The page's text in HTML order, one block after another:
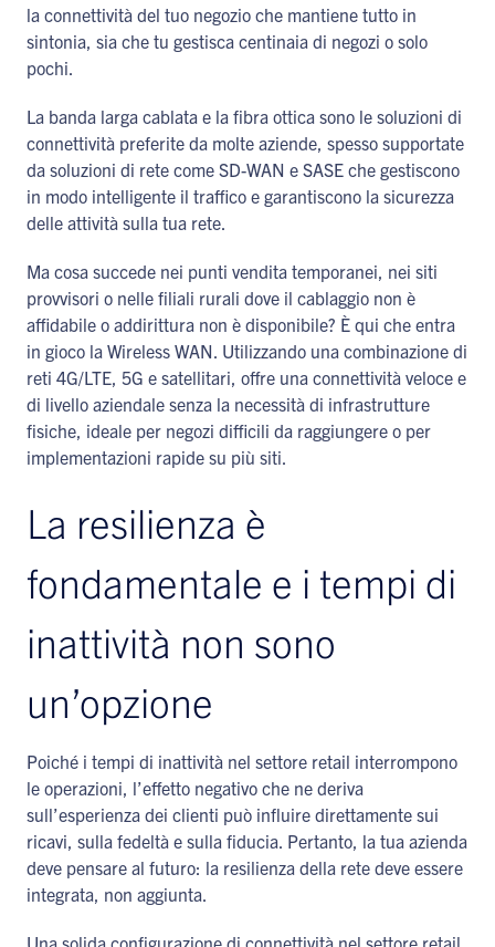
la connettività del tuo negozio che mantiene tutto in
sintonia, sia che tu gestisca centinaia di negozi o solo
pochi.
La banda larga cablata e la fibra ottica sono le soluzioni di
connettività preferite da molte aziende, spesso supportate
da soluzioni di rete come SD-WAN e SASE che gestiscono
in modo intelligente il traffico e garantiscono la sicurezza
delle attività sulla tua rete.
Ma cosa succede nei punti vendita temporanei, nei siti
provvisori o nelle filiali rurali dove il cablaggio non è
affidabile o addirittura non è disponibile? È qui che entra
in gioco la Wireless WAN. Utilizzando una combinazione di
reti 4G/LTE, 5G e satellitari, offre una connettività veloce e
di livello aziendale senza la necessità di infrastrutture
fisiche, ideale per negozi difficili da raggiungere o per
implementazioni rapide su più siti.
La resilienza è
fondamentale e i tempi di
inattività non sono
un’opzione
Poiché i tempi di inattività nel settore retail interrompono
le operazioni, l’effetto negativo che ne deriva
sull’esperienza dei clienti può influire direttamente sui
ricavi, sulla fedeltà e sulla fiducia. Pertanto, la tua azienda
deve pensare al futuro: la resilienza della rete deve essere
integrata, non aggiunta.
Una solida configurazione di connettività nel settore retail